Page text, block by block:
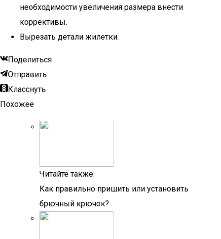
необходимости увеличения размера внести
коррективы.
Вырезать детали жилетки.
Поделиться
Отправить
Класснуть
Похожее
Читайте также:
Как правильно пришить или установить
брючный крючок?